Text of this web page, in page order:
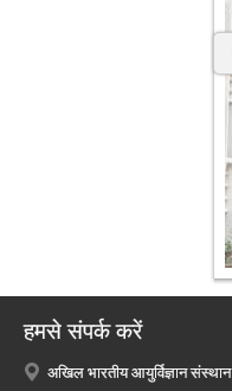
हमसे संपर्क करें
अखिल भारतीय आयुर्विज्ञान संस्थान